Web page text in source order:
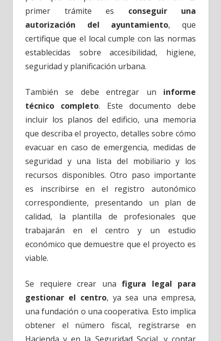
primer trámite es conseguir una
autorización del ayuntamiento, que
certifique que el local cumple con las normas
establecidas sobre accesibilidad, higiene,
seguridad y planificación urbana.
También se debe entregar un informe
técnico completo. Este documento debe
incluir los planos del edificio, una memoria
que describa el proyecto, detalles sobre cómo
evacuar en caso de emergencia, medidas de
seguridad y una lista del mobiliario y los
recursos disponibles. Otro paso importante
es inscribirse en el registro autonómico
correspondiente, presentando un plan de
calidad, la plantilla de profesionales que
trabajarán en el centro y un estudio
económico que demuestre que el proyecto es
viable.
Se requiere crear una figura legal para
gestionar el centro, ya sea una empresa,
una fundación o una cooperativa. Esto implica
obtener el número fiscal, registrarse en